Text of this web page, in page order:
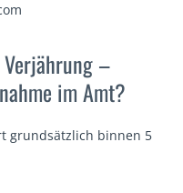
–
im Amt?
grundsätzlich binnen 5